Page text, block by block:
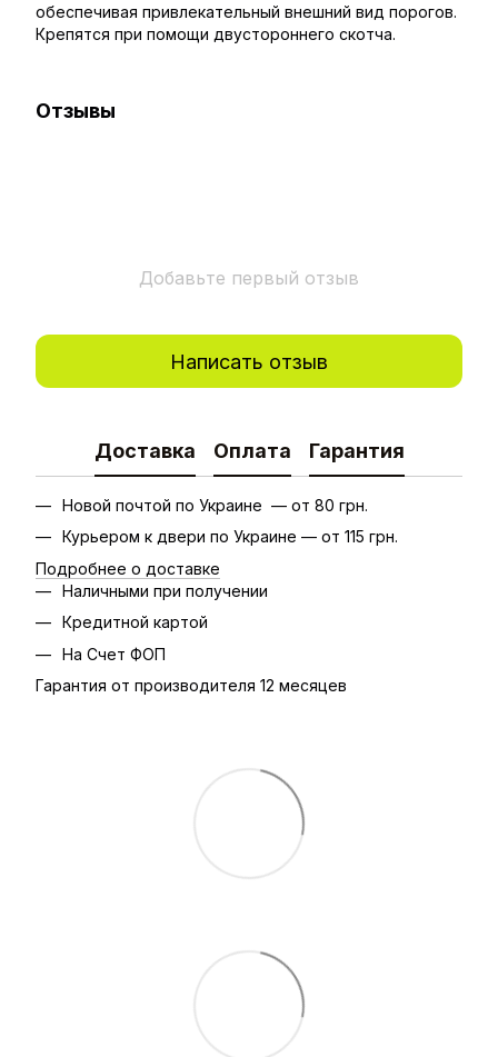
обеспечивая привлекательный внешний вид порогов.
Крепятся при помощи двустороннего скотча.
Отзывы
Добавьте первый отзыв
Написать отзыв
Доставка Оплата Гарантия
Новой почтой по Украине — от 80 грн.
Курьером к двери по Украине — от 115 грн.
Подробнее о доставке
Наличными при получении
Кредитной картой
На Счет ФОП
Гарантия от производителя 12 месяцев